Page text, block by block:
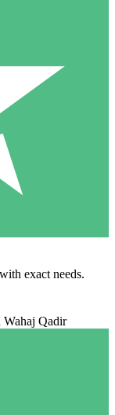
exact needs.
Qadir